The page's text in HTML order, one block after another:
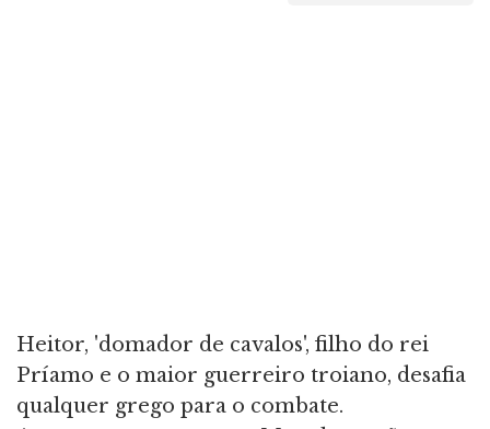
Heitor, 'domador de cavalos', filho do rei
Príamo e o maior guerreiro troiano, desafia
qualquer grego para o combate.